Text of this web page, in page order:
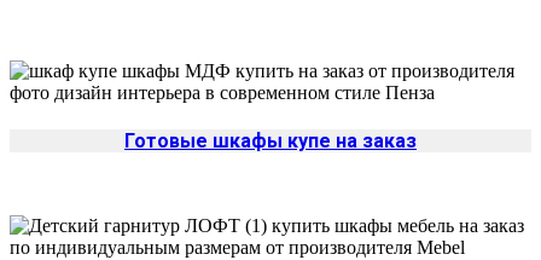
Готовые шкафы купе на заказ